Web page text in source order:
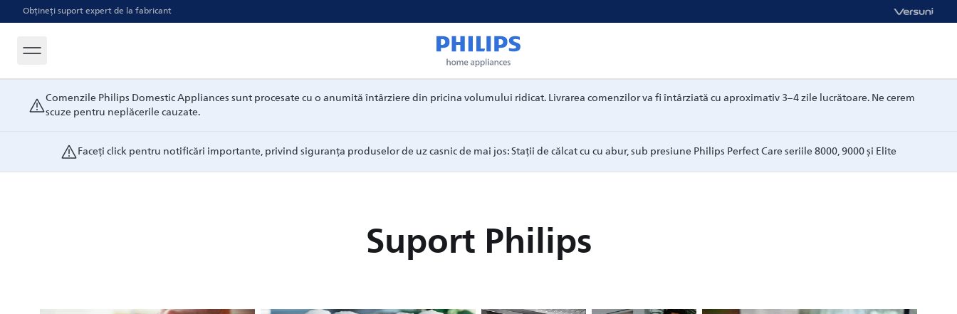
Obțineți suport expert de la fabricant
Comenzile Philips Domestic Appliances sunt procesate cu o anumită întârziere din pricina volumului ridicat. Livrarea comenzilor va fi întârziată cu aproximativ 3–4 zile lucrătoare. Ne cerem
scuze pentru neplăcerile cauzate.
Faceți click pentru notificări importante, privind siguranța produselor de uz casnic de mai jos: Stații de călcat cu cu abur, sub presiune Philips Perfect Care seriile 8000, 9000 și Elite
Suport Philips